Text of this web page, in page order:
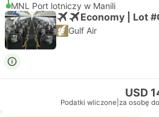
MNL Port lotniczy w Manili
Economy | Lot
Gulf Air
USD
Podatki wliczone za osobę